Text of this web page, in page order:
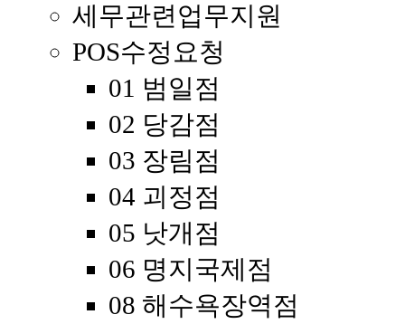
세무관련업무지원
POS수정요청
01 범일점
02 당감점
03 장림점
04 괴정점
05 낫개점
06 명지국제점
08 해수욕장역점